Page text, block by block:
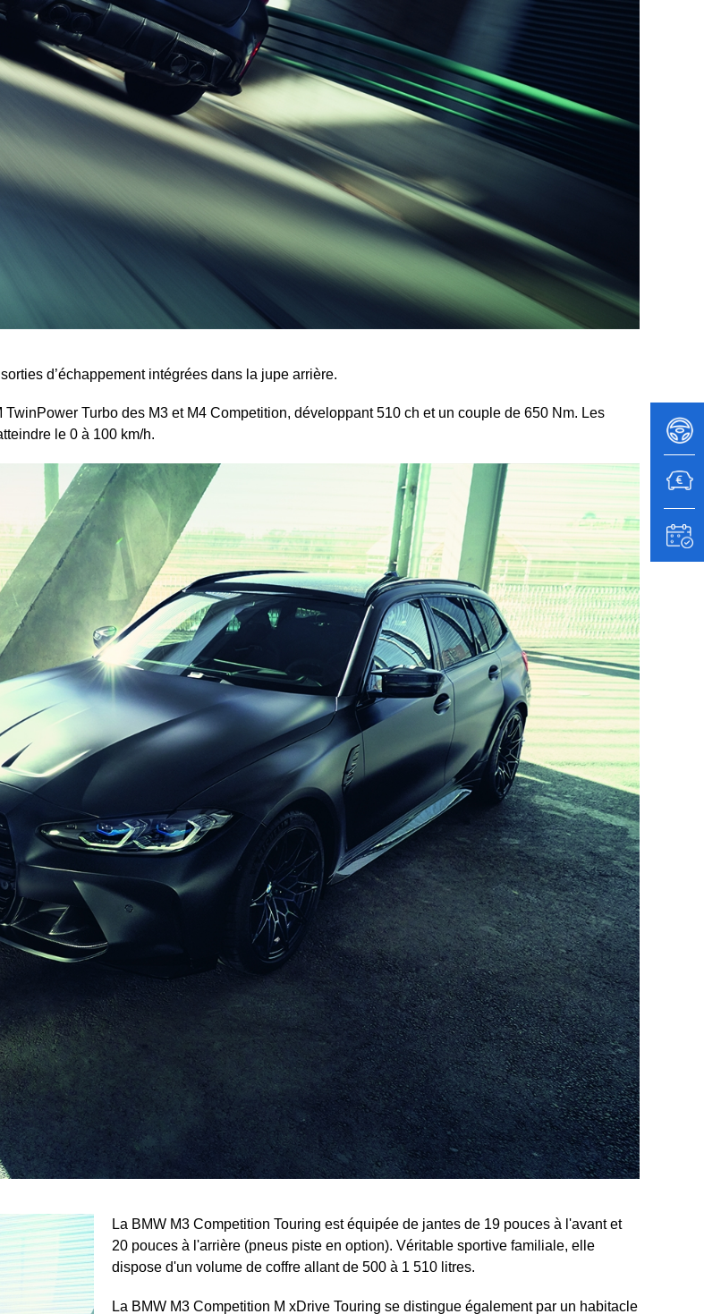
d’échappement intégrées dans la jupe arrière.
Turbo des M3 et M4 Competition, développant 510 ch et un couple de 650 Nm. Les
le 0 à 100 km/h.
La BMW M3 Competition Touring est équipée de jantes de 19 pouces à l'avant et
20 pouces à l'arrière (pneus piste en option). Véritable sportive familiale, elle
dispose d'un volume de coffre allant de 500 à 1 510 litres.
La BMW M3 Competition M xDrive Touring se distingue également par un habitacle